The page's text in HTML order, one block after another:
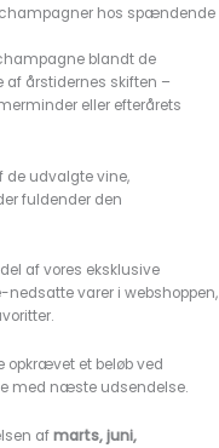
champagner hos spændende
blandt de
af årstidernes skiften –
eller efterårets
de udvalgte vine,
fuldender den
af vores eksklusive
nedsatte varer i webshoppen,
opkrævet et beløb ved
med næste udsendelse.
afmarts, juni,